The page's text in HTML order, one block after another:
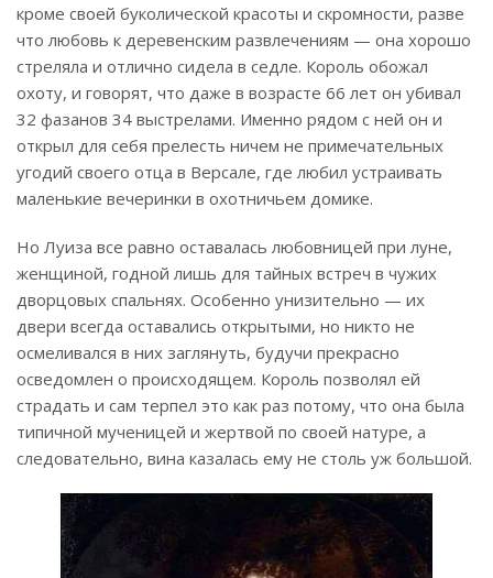
кроме своей буколической красоты и скромности, разве
что любовь к деревенским развлечениям — она хорошо
стреляла и отлично сидела в седле. Король обожал
охоту, и говорят, что даже в возрасте 66 лет он убивал
32 фазанов 34 выстрелами. Именно рядом с ней он и
открыл для себя прелесть ничем не примечательных
угодий своего отца в Версале, где любил устраивать
маленькие вечеринки в охотничьем домике.
Но Луиза все равно оставалась любовницей при луне,
женщиной, годной лишь для тайных встреч в чужих
дворцовых спальнях. Особенно унизительно — их
двери всегда оставались открытыми, но никто не
осмеливался в них заглянуть, будучи прекрасно
осведомлен о происходящем. Король позволял ей
страдать и сам терпел это как раз потому, что она была
типичной мученицей и жертвой по своей натуре, а
следовательно, вина казалась ему не столь уж большой.